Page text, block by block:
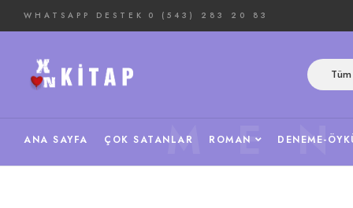
WHATSAPP DESTEK 0 (543) 283 20 83
ANA SAYFA ÇOK SATANLAR ROMAN DENEME-